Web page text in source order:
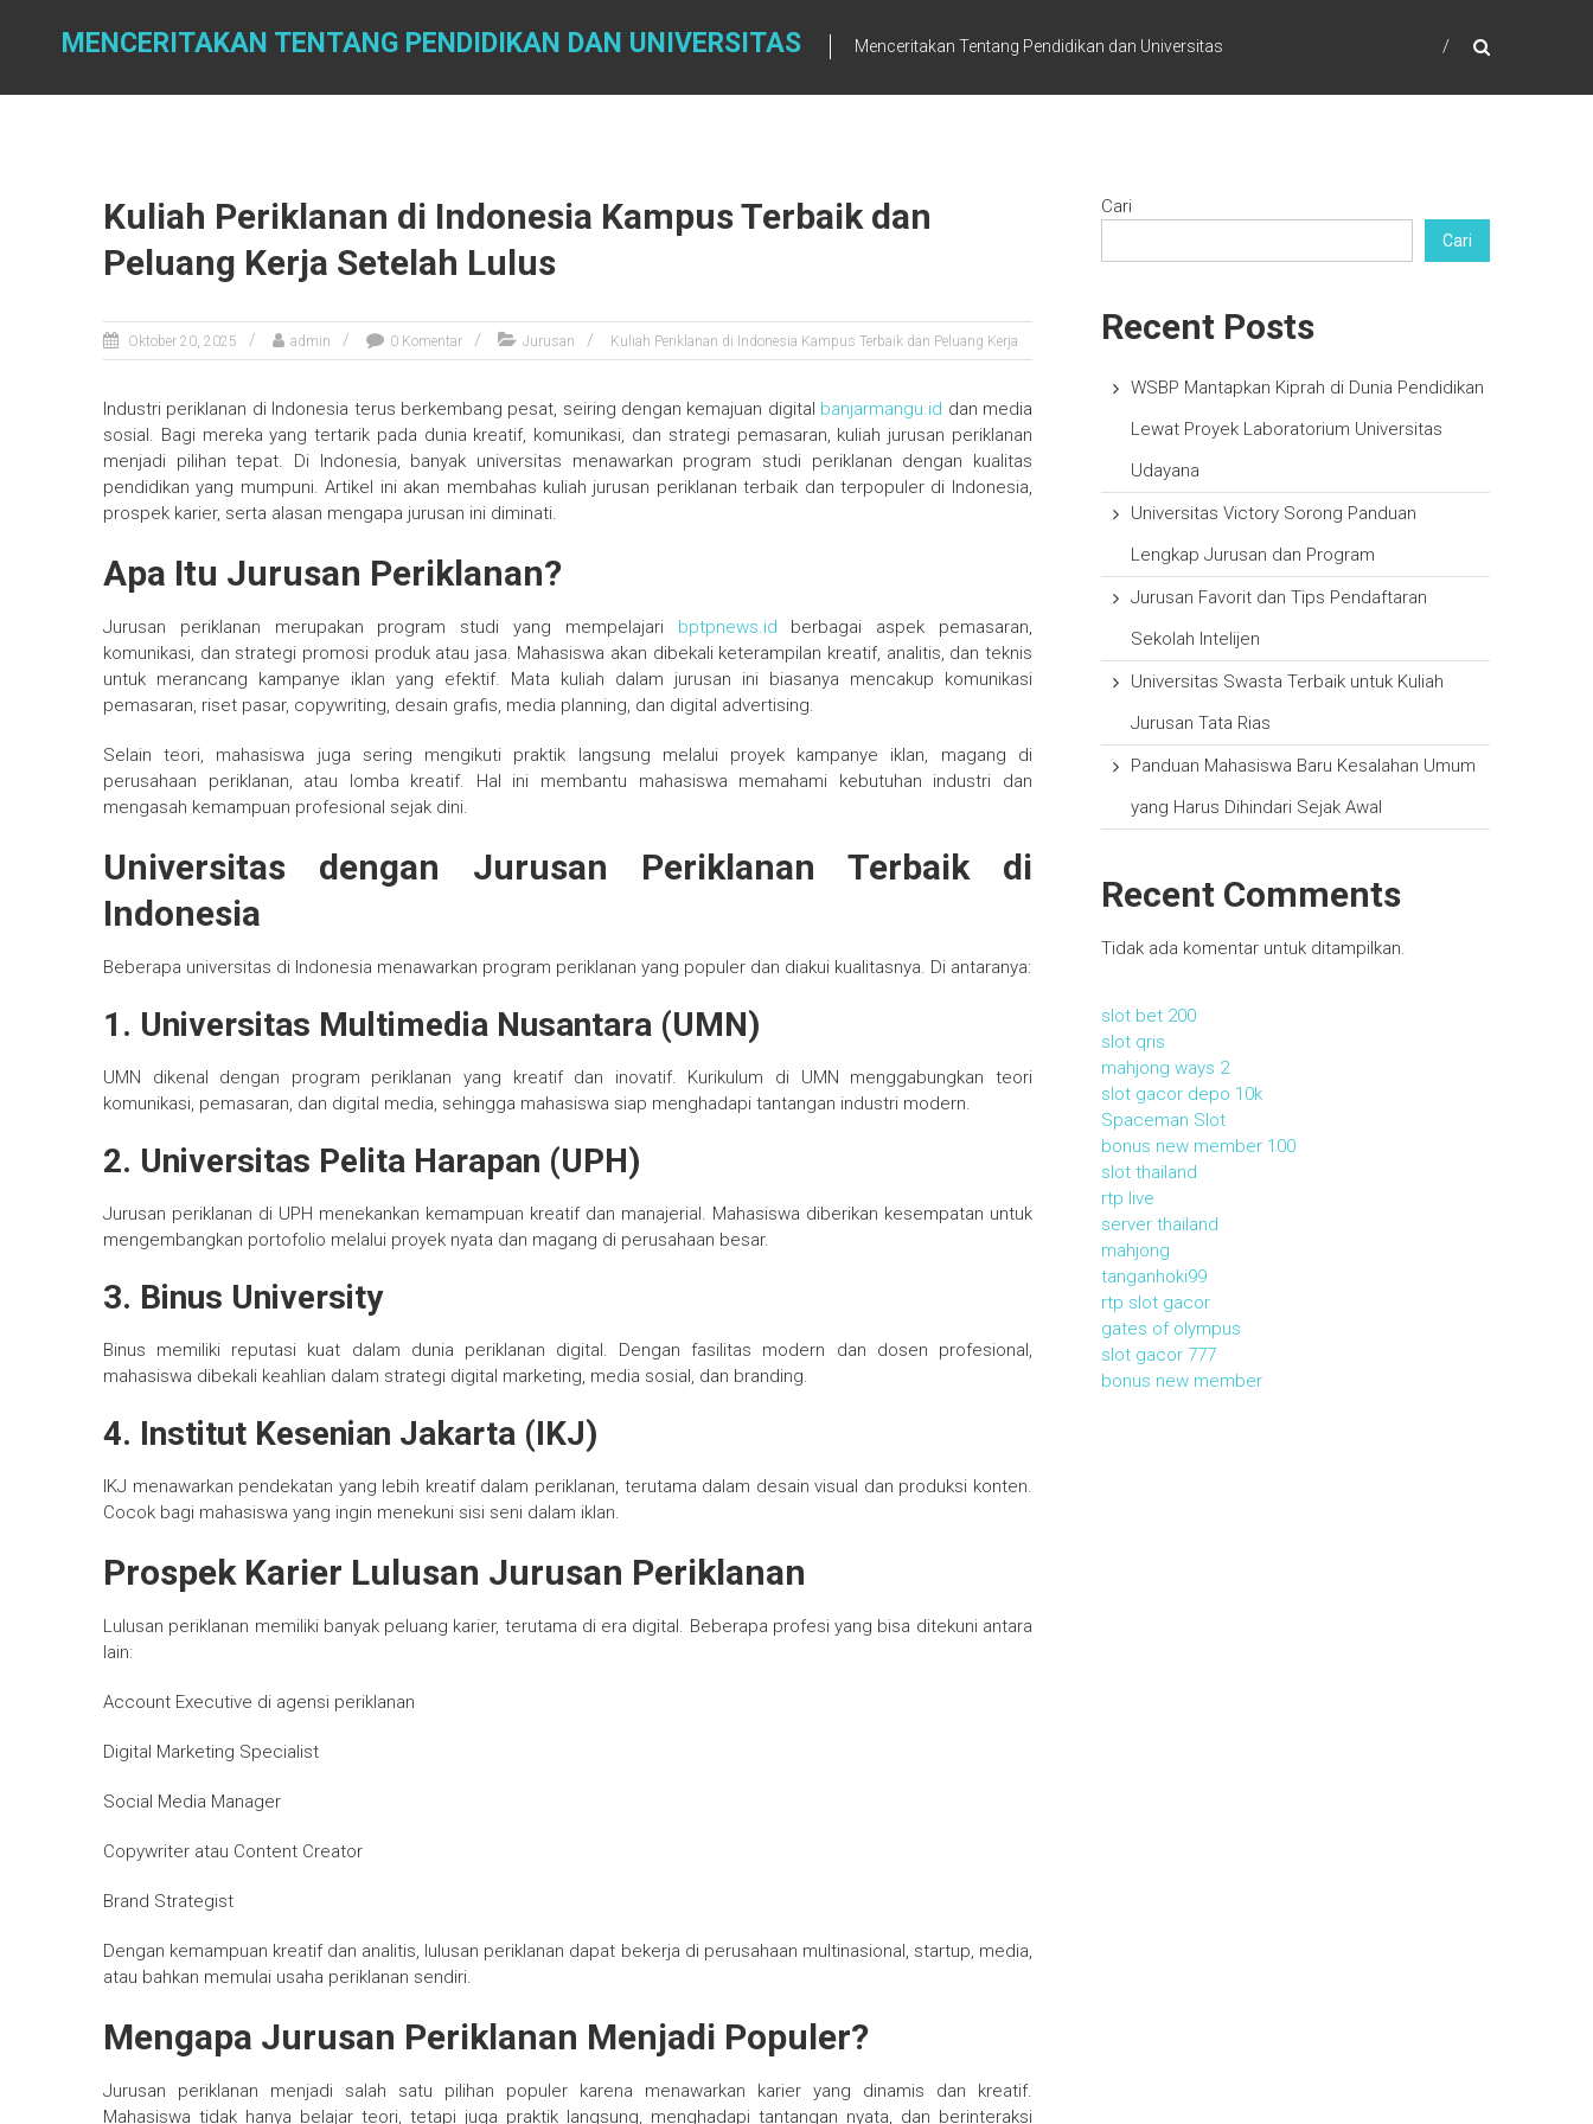
MENCERITAKAN TENTANG PENDIDIKAN DAN UNIVERSITAS Menceritakan Tentang Pendidikan dan Universitas
Kuliah Periklanan di Indonesia Kampus Terbaik dan
Peluang Kerja Setelah Lulus
Oktober 20, 2025 admin 0 Komentar Jurusan Kuliah Periklanan di Indonesia Kampus Terbaik dan Peluang Kerja
Industri periklanan di Indonesia terus berkembang pesat, seiring dengan kemajuan digital banjarmangu.id dan media
sosial. Bagi mereka yang tertarik pada dunia kreatif, komunikasi, dan strategi pemasaran, kuliah jurusan periklanan
menjadi pilihan tepat. Di Indonesia, banyak universitas menawarkan program studi periklanan dengan kualitas
pendidikan yang mumpuni. Artikel ini akan membahas kuliah jurusan periklanan terbaik dan terpopuler di Indonesia,
prospek karier, serta alasan mengapa jurusan ini diminati.
Apa Itu Jurusan Periklanan?
Jurusan periklanan merupakan program studi yang mempelajari bptpnews.id berbagai aspek pemasaran,
komunikasi, dan strategi promosi produk atau jasa. Mahasiswa akan dibekali keterampilan kreatif, analitis, dan teknis
untuk merancang kampanye iklan yang efektif. Mata kuliah dalam jurusan ini biasanya mencakup komunikasi
pemasaran, riset pasar, copywriting, desain grafis, media planning, dan digital advertising.
Selain teori, mahasiswa juga sering mengikuti praktik langsung melalui proyek kampanye iklan, magang di
perusahaan periklanan, atau lomba kreatif. Hal ini membantu mahasiswa memahami kebutuhan industri dan
mengasah kemampuan profesional sejak dini.
Universitas dengan Jurusan Periklanan Terbaik di
Indonesia
Beberapa universitas di Indonesia menawarkan program periklanan yang populer dan diakui kualitasnya. Di antaranya:
1. Universitas Multimedia Nusantara (UMN)
UMN dikenal dengan program periklanan yang kreatif dan inovatif. Kurikulum di UMN menggabungkan teori
komunikasi, pemasaran, dan digital media, sehingga mahasiswa siap menghadapi tantangan industri modern.
2. Universitas Pelita Harapan (UPH)
Jurusan periklanan di UPH menekankan kemampuan kreatif dan manajerial. Mahasiswa diberikan kesempatan untuk
mengembangkan portofolio melalui proyek nyata dan magang di perusahaan besar.
3. Binus University
Binus memiliki reputasi kuat dalam dunia periklanan digital. Dengan fasilitas modern dan dosen profesional,
mahasiswa dibekali keahlian dalam strategi digital marketing, media sosial, dan branding.
4. Institut Kesenian Jakarta (IKJ)
IKJ menawarkan pendekatan yang lebih kreatif dalam periklanan, terutama dalam desain visual dan produksi konten.
Cocok bagi mahasiswa yang ingin menekuni sisi seni dalam iklan.
Prospek Karier Lulusan Jurusan Periklanan
Lulusan periklanan memiliki banyak peluang karier, terutama di era digital. Beberapa profesi yang bisa ditekuni antara
lain:
Account Executive di agensi periklanan
Digital Marketing Specialist
Social Media Manager
Copywriter atau Content Creator
Brand Strategist
Dengan kemampuan kreatif dan analitis, lulusan periklanan dapat bekerja di perusahaan multinasional, startup, media,
atau bahkan memulai usaha periklanan sendiri.
Mengapa Jurusan Periklanan Menjadi Populer?
Jurusan periklanan menjadi salah satu pilihan populer karena menawarkan karier yang dinamis dan kreatif.
Mahasiswa tidak hanya belajar teori, tetapi juga praktik langsung, menghadapi tantangan nyata, dan berinteraksi
Cari
Cari
Recent Posts
WSBP Mantapkan Kiprah di Dunia Pendidikan
Lewat Proyek Laboratorium Universitas
Udayana
Universitas Victory Sorong Panduan
Lengkap Jurusan dan Program
Jurusan Favorit dan Tips Pendaftaran
Sekolah Intelijen
Universitas Swasta Terbaik untuk Kuliah
Jurusan Tata Rias
Panduan Mahasiswa Baru Kesalahan Umum
yang Harus Dihindari Sejak Awal
Recent Comments
Tidak ada komentar untuk ditampilkan.
slot bet 200
slot qris
mahjong ways 2
slot gacor depo 10k
Spaceman Slot
bonus new member 100
slot thailand
rtp live
server thailand
mahjong
tanganhoki99
rtp slot gacor
gates of olympus
slot gacor 777
bonus new member